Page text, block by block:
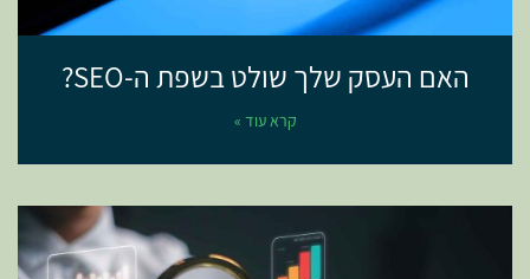
האם העסק שלך שולט בשפת ה-SEO?
קרא עוד »